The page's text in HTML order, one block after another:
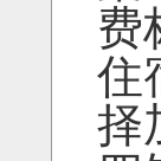
费
住
择